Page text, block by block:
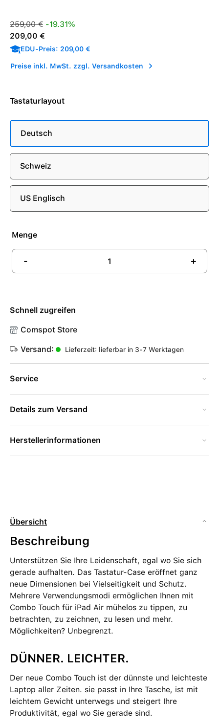
Verkaufspreis:
Regulärer Preis:
259,00 € -19.31%
209,00 €
EDU-Preis: 209,00 €
Preise inkl. MwSt. zzgl. Versandkosten
Tastaturlayout
Deutsch
Schweiz
US Englisch
Menge
- +
Schnell zugreifen
Comspot Store
Versand: Lieferzeit: lieferbar in 3-7 Werktagen
Service
Details zum Versand
Herstellerinformationen
Übersicht
Beschreibung
Unterstützen Sie Ihre Leidenschaft, egal wo Sie sich
gerade aufhalten. Das Tastatur-Case eröffnet ganz
neue Dimensionen bei Vielseitigkeit und Schutz.
Mehrere Verwendungsmodi ermöglichen Ihnen mit
Combo Touch für iPad Air mühelos zu tippen, zu
betrachten, zu zeichnen, zu lesen und mehr.
Möglichkeiten? Unbegrenzt.
DÜNNER. LEICHTER.
Der neue Combo Touch ist der dünnste und leichteste
Laptop aller Zeiten. sie passt in Ihre Tasche, ist mit
leichtem Gewicht unterwegs und steigert Ihre
Produktivität, egal wo Sie gerade sind.